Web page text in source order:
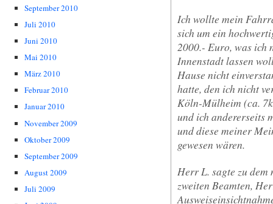
September 2010
Juli 2010
Juni 2010
Mai 2010
März 2010
Februar 2010
Januar 2010
November 2009
Oktober 2009
September 2009
August 2009
Juli 2009
Ich wollte mein
sich um ein
2000.- Euro, was
Innenstadt lassen
Hause nicht
hatte, den ich nicht
Köln-Mülheim (ca.
und ich andererseits
und diese meiner
gewesen wären.
Herr L. sagte zu
zweiten Beamten,